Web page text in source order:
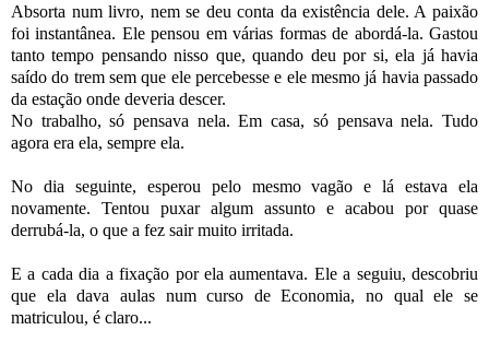
Absorta num livro, nem se deu conta da existência dele. A paixão
foi instantânea. Ele pensou em várias formas de abordá-la. Gastou
tanto tempo pensando nisso que, quando deu por si, ela já havia
saído do trem sem que ele percebesse e ele mesmo já havia passado
da estação onde deveria descer.
No trabalho, só pensava nela. Em casa, só pensava nela. Tudo
agora era ela, sempre ela.
No dia seguinte, esperou pelo mesmo vagão e lá estava ela
novamente. Tentou puxar algum assunto e acabou por quase
derrubá-la, o que a fez sair muito irritada.
E a cada dia a fixação por ela aumentava. Ele a seguiu, descobriu
que ela dava aulas num curso de Economia, no qual ele se
matriculou, é claro...